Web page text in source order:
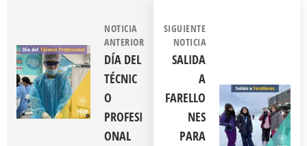
NOTICIA
ANTERIOR
DÍA DEL
TÉCNIC
O
PROFESI
ONAL
SIGUIENTE
NOTICIA
SALIDA
A
FARELLO
NES
PARA